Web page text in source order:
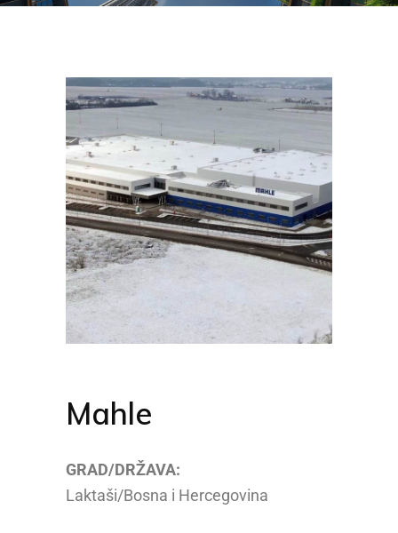
Mahle
GRAD/DRŽAVA:
Laktaši/Bosna i Hercegovina